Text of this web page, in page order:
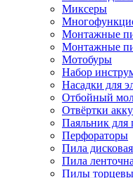
Миксеры
Монтажные
Монтажные
Мотобуры
Набор
Насадки для
Отбойный
Отвёртки
Паяльник для
Перфораторы
Пила
Пила
Пилы